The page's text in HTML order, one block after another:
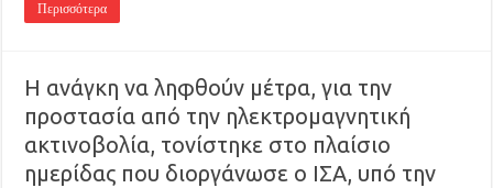
Περισσότερα
Η ανάγκη να ληφθούν μέτρα, για την
προστασία από την ηλεκτρομαγνητική
ακτινοβολία, τονίστηκε στο πλαίσιο
ημερίδας που διοργάνωσε ο ΙΣΑ, υπό την